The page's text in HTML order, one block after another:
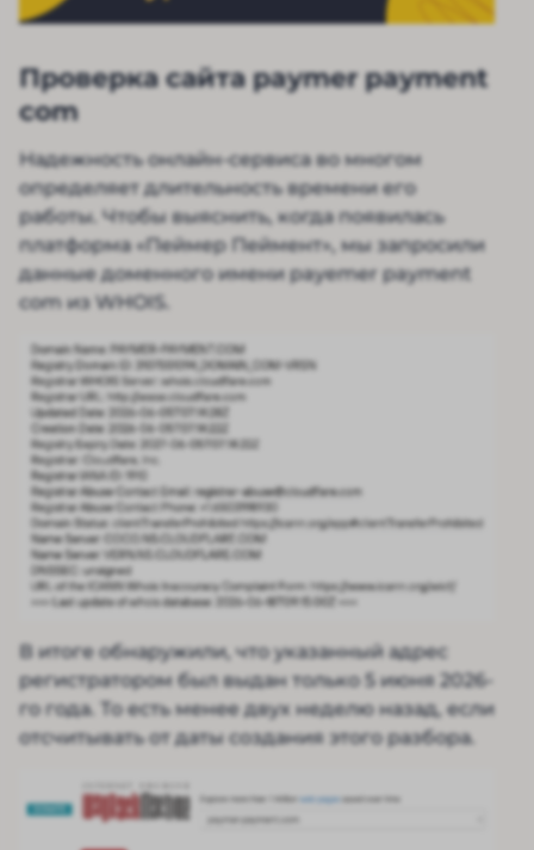
Проверка сайта paymer payment
com
Надежность онлайн-сервиса во многом
определяет длительность времени его
работы. Чтобы выяснить, когда появилась
платформа «Пеймер Пеймент», мы запросили
данные доменного имени payemer payment
com из WHOIS.
В итоге обнаружили, что указанный адрес
регистратором был выдан только 5 июня 2026-
го года. То есть менее двух неделю назад, если
отсчитывать от даты создания этого разбора.